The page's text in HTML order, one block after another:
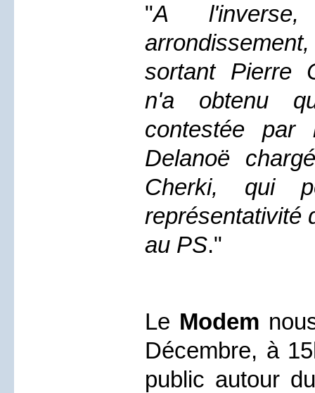
"A
sortant Pierre
n'a obtenu
contestée par
Delanoë
Cherki, qui
représentativité
au PS."
Le Modem
Décembre, à
public autour